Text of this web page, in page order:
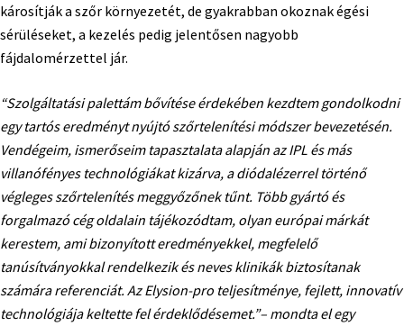
károsítják a szőr környezetét, de gyakrabban okoznak égési
sérüléseket, a kezelés pedig jelentősen nagyobb
fájdalomérzettel jár.
“Szolgáltatási palettám bővítése érdekében kezdtem gondolkodni
egy tartós eredményt nyújtó szőrtelenítési módszer bevezetésén.
Vendégeim, ismerőseim tapasztalata alapján az IPL és más
villanófényes technológiákat kizárva, a diódalézerrel történő
végleges szőrtelenítés meggyőzőnek tűnt. Több gyártó és
forgalmazó cég oldalain tájékozódtam, olyan európai márkát
kerestem, ami bizonyított eredményekkel, megfelelő
tanúsítványokkal rendelkezik és neves klinikák biztosítanak
számára referenciát. Az Elysion-pro teljesítménye, fejlett, innovatív
technológiája keltette fel érdeklődésemet.”– mondta el egy